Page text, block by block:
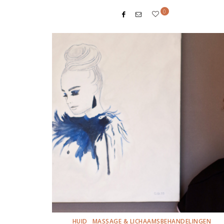
0
HUID MASSAGE & LICHAAMSBEHANDELINGEN